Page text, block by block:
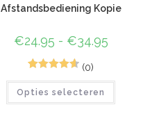
Afstandsbediening Kopie
€24.95 - €34.95
d4.67op 5
(0)
Opties selecteren